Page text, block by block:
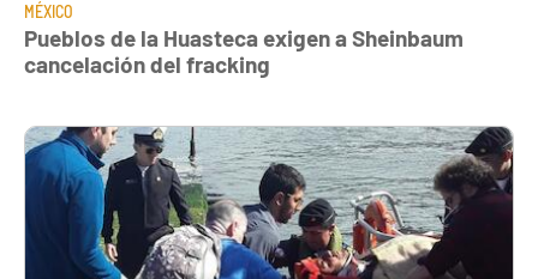
MÉXICO
Pueblos de la Huasteca exigen a Sheinbaum
cancelación del fracking